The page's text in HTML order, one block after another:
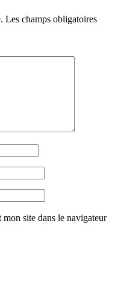
Les champs obligatoires
site dans le navigateur